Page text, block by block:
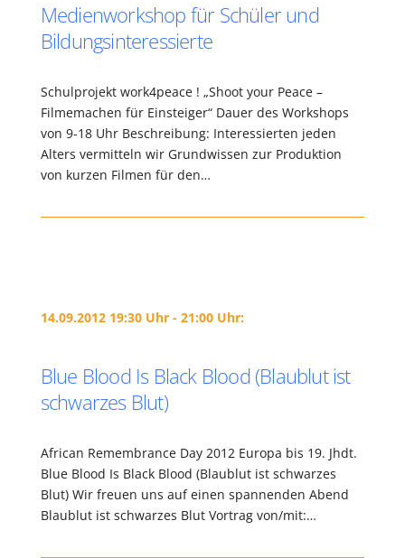
Medienworkshop für Schüler und
Bildungsinteressierte
Schulprojekt work4peace ! „Shoot your Peace –
Filmemachen für Einsteiger“ Dauer des Workshops
von 9-18 Uhr Beschreibung: Interessierten jeden
Alters vermitteln wir Grundwissen zur Produktion
von kurzen Filmen für den…
14.09.2012 19:30 Uhr - 21:00 Uhr:
Blue Blood Is Black Blood (Blaublut ist
schwarzes Blut)
African Remembrance Day 2012 Europa bis 19. Jhdt.
Blue Blood Is Black Blood (Blaublut ist schwarzes
Blut) Wir freuen uns auf einen spannenden Abend
Blaublut ist schwarzes Blut Vortrag von/mit:…